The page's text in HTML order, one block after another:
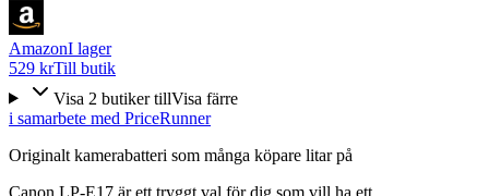
AmazonI lager
529 krTill butik
Visa 2 butiker tillVisa färre
i samarbete med PriceRunner
Originalt kamerabatteri som många köpare litar på
Canon LP-E17 är ett tryggt val för dig som vill ha ett